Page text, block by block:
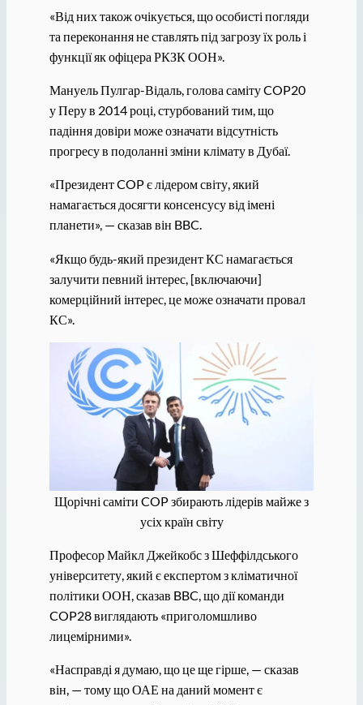
«Від них також очікується, що особисті погляди
та переконання не ставлять під загрозу їх роль і
функції як офіцера РКЗК ООН».
Мануель Пулгар-Відаль, голова саміту COP20
у Перу в 2014 році, стурбований тим, що
падіння довіри може означати відсутність
прогресу в подоланні зміни клімату в Дубаї.
«Президент COP є лідером світу, який
намагається досягти консенсусу від імені
планети», — сказав він BBC.
«Якщо будь-який президент КС намагається
залучити певний інтерес, [включаючи]
комерційний інтерес, це може означати провал
КС».
Щорічні саміти COP збирають лідерів майже з
усіх країн світу
Професор Майкл Джейкобс з Шеффілдського
університету, який є експертом з кліматичної
політики ООН, сказав BBC, що дії команди
COP28 виглядають «приголомшливо
лицемірними».
«Насправді я думаю, що це ще гірше, — сказав
він, — тому що ОАЕ на даний момент є